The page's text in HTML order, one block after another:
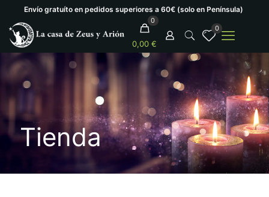
Envío gratuíto en pedidos superiores a 60€ (solo en Península)
0
0,00 €
0
Tienda